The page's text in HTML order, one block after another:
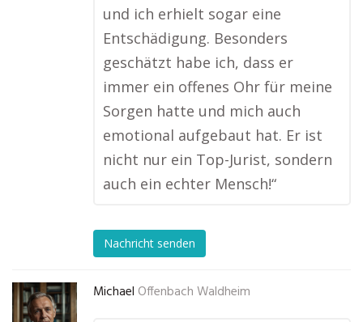
und ich erhielt sogar eine
Entschädigung. Besonders
geschätzt habe ich, dass er
immer ein offenes Ohr für meine
Sorgen hatte und mich auch
emotional aufgebaut hat. Er ist
nicht nur ein Top-Jurist, sondern
auch ein echter Mensch!“
Nachricht senden
Michael Offenbach Waldheim